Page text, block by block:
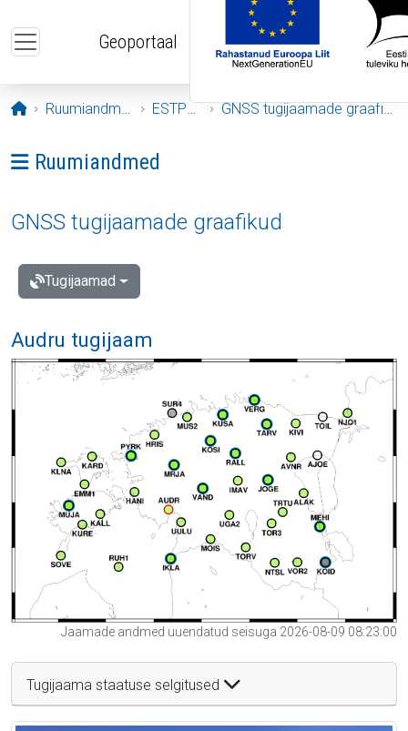
Geoportaal
Avaleht
Ruumiandmed ESTPOS GNSS tugijaamade graafikud
Ava menüü: Ruumiandmed
Ruumiandmed
GNSS tugijaamade graafikud
Tugijaamad
Audru tugijaam
Jaamade andmed uuendatud seisuga 2026-08-09 08:23:00
Tugijaama staatuse selgitused